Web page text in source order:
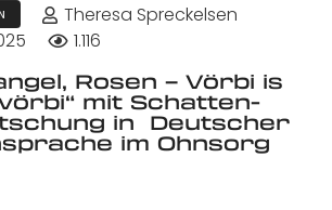
Theresa Spreckelsen
1.116
Rosen – Vörbi is
mit Schatten-
in Deutscher
im Ohnsorg